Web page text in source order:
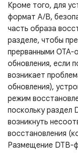
Кроме того, для
формат A/B,
часть образа
разделе, чтобы
прерванными OTA-
обновления, если
возникает
обновления),
режим
поскольку раздел
возникнуть
восстановления
Размещение DTB-